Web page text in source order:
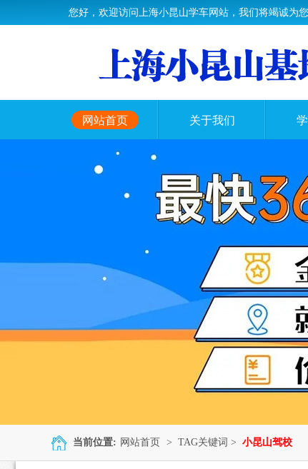
您好，欢迎访问上海小昆山学车网站，我们将竭诚为您
网站首页 关于我们
当前位置: 网站首页 > TAG关键词 > 小昆山驾校